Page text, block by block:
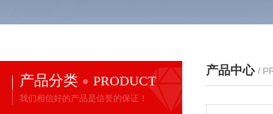
产品分类 PRODUCT
我们相信好的产品是信誉的保证！
产品中心 /